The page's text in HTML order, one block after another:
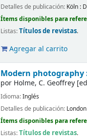
Detalles de publicación: Köln :
Ítems disponibles para
Listas:Títulos de revistas.
Agregar al carrito
Modern
por Holme, C. Geoffrey
Idioma:Inglés
Detalles de publicación:
Ítems disponibles para
Listas:Títulos de revistas.